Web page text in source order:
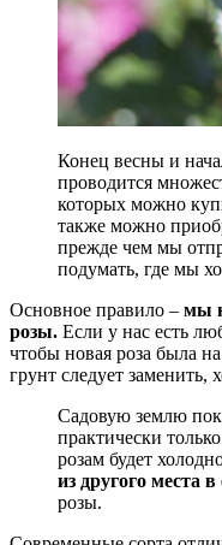
Конец весны и
проводится
которых можно
также можно
прежде чем мы
подумать, где мы
Основное правило – мы
розы. Если у нас есть
чтобы новая роза была
грунт следует заменить,
Садовую землю
практически
розам будет
из другого места в
розы.